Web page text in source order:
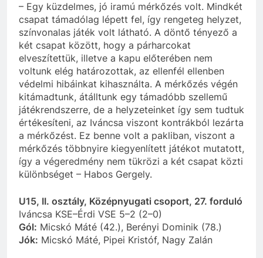
– Egy küzdelmes, jó iramú mérkőzés volt. Mindkét
csapat támadólag lépett fel, így rengeteg helyzet,
színvonalas játék volt látható. A döntő tényező a
két csapat között, hogy a párharcokat
elveszítettük, illetve a kapu előterében nem
voltunk elég határozottak, az ellenfél ellenben
védelmi hibáinkat kihasználta. A mérkőzés végén
kitámadtunk, átálltunk egy támadóbb szellemű
játékrendszerre, de a helyzeteinket így sem tudtuk
értékesíteni, az Iváncsa viszont kontrákból lezárta
a mérkőzést. Ez benne volt a pakliban, viszont a
mérkőzés többnyire kiegyenlített játékot mutatott,
így a végeredmény nem tükrözi a két csapat közti
különbséget – Habos Gergely.
U15, II. osztály, Középnyugati csoport, 27. forduló
Iváncsa KSE–Érdi VSE 5–2 (2–0)
Gól: Micskó Máté (42.), Berényi Dominik (78.)
Jók: Micskó Máté, Pipei Kristóf, Nagy Zalán